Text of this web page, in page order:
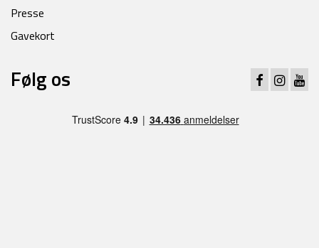
Presse
Gavekort
Følg os